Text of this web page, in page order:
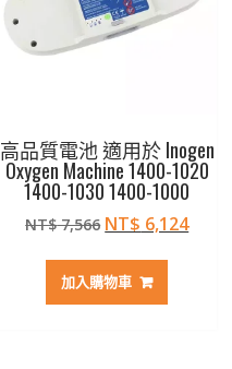
高品質電池 適用於 Inogen
Oxygen Machine 1400-1020
1400-1030 1400-1000
NT$7,566 原
價
格：
NT$ 6,124目
加入購物車